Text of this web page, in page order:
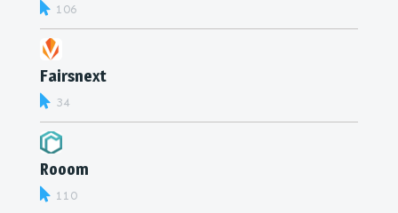
106
Fairsnext
34
Rooom
110